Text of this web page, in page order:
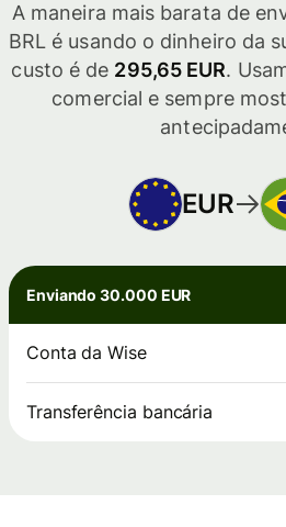
A maneira mais barata de
BRL é usando o dinheiro da
custo é de 295,65 EUR.
comercial e sempre
EUR
Enviando 30.000 EUR
Conta da Wise
Transferência bancária